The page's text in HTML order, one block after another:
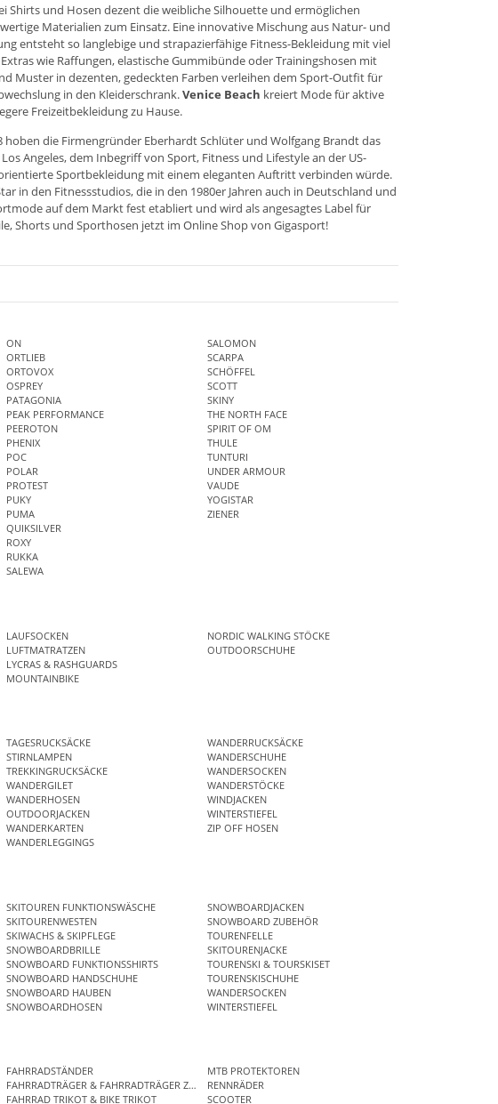
und Hosen dezent die weibliche Silhouette und ermöglichen
Materialien zum Einsatz. Eine innovative Mischung aus Natur- und
entsteht so langlebige und strapazierfähige Fitness-Bekleidung mit viel
wie Raffungen, elastische Gummibünde oder Trainingshosen mit
Muster in dezenten, gedeckten Farben verleihen dem Sport-Outfit für
in den Kleiderschrank.Venice Beach kreiert Mode für aktive
Freizeitbekleidung zu Hause.
die Firmengründer Eberhardt Schlüter und Wolfgang Brandt das
Angeles, dem Inbegriff von Sport, Fitness und Lifestyle an der US-
Sportbekleidung mit einem eleganten Auftritt verbinden würde.
in den Fitnessstudios, die in den 1980er Jahren auch in Deutschland und
auf dem Markt fest etabliert und wird als angesagtes Label für
Shorts und Sporthosen jetzt im Online Shop von Gigasport!
ON
ORTLIEB
ORTOVOX
OSPREY
PATAGONIA
PEAK PERFORMANCE
PEEROTON
PHENIX
POC
POLAR
PROTEST
PUKY
PUMA
QUIKSILVER
ROXY
RUKKA
SALEWA
SALOMON
SCARPA
SCHÖFFEL
SCOTT
SKINY
THE NORTH FACE
SPIRIT OF OM
THULE
TUNTURI
UNDER ARMOUR
VAUDE
YOGISTAR
ZIENER
LAUFSOCKEN
LUFTMATRATZEN
LYCRAS & RASHGUARDS
MOUNTAINBIKE
NORDIC WALKING STÖCKE
OUTDOORSCHUHE
TAGESRUCKSÄCKE
STIRNLAMPEN
TREKKINGRUCKSÄCKE
WANDERGILET
WANDERHOSEN
OUTDOORJACKEN
WANDERKARTEN
WANDERLEGGINGS
WANDERRUCKSÄCKE
WANDERSCHUHE
WANDERSOCKEN
WANDERSTÖCKE
WINDJACKEN
WINTERSTIEFEL
ZIP OFF HOSEN
SKITOUREN FUNKTIONSWÄSCHE
SKITOURENWESTEN
SKIWACHS & SKIPFLEGE
SNOWBOARDBRILLE
SNOWBOARD FUNKTIONSSHIRTS
SNOWBOARD HANDSCHUHE
SNOWBOARD HAUBEN
SNOWBOARDHOSEN
SNOWBOARDJACKEN
SNOWBOARD ZUBEHÖR
TOURENFELLE
SKITOURENJACKE
TOURENSKI & TOURSKISET
TOURENSKISCHUHE
WANDERSOCKEN
WINTERSTIEFEL
FAHRRADSTÄNDER
FAHRRADTRÄGER & FAHRRADTRÄGER ZUBEHÖR
FAHRRAD TRIKOT & BIKE TRIKOT
MTB PROTEKTOREN
RENNRÄDER
SCOOTER